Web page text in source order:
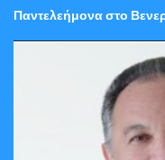
Παντελεήμονα στο